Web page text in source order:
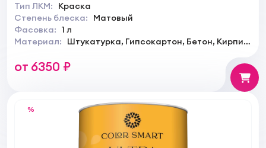
Тип ЛКМ:
Краска
Степень блеска:
Матовый
Фасовка: 1 л
Материал:
от 6350 ₽
%